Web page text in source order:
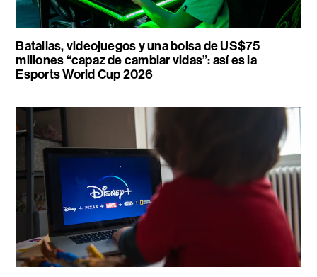
Batallas, videojuegos y una bolsa de US$75
millones “capaz de cambiar vidas”: así es la
Esports World Cup 2026